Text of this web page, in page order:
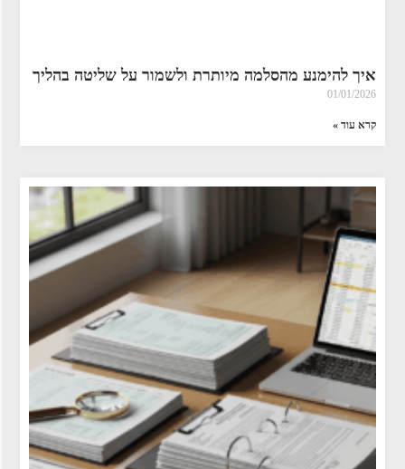
איך להימנע מהסלמה מיותרת ולשמור על שליטה בהליך
01/01/2026
קרא עוד »